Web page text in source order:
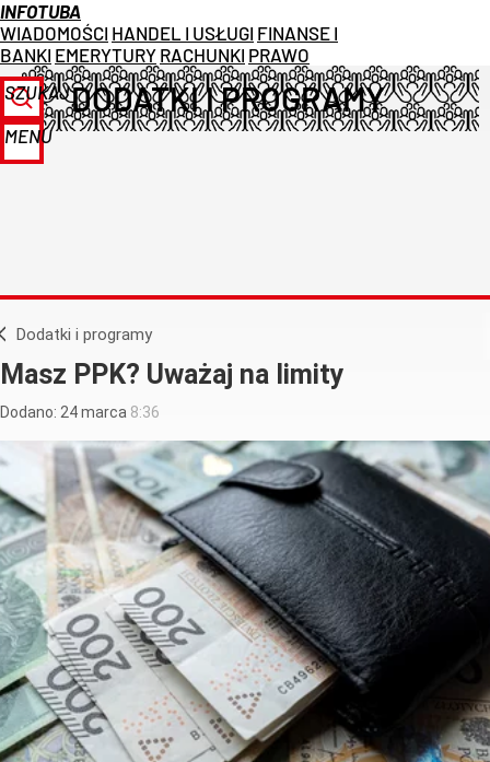
INFOTUBA
WIADOMOŚCI HANDEL I USŁUGI FINANSE I
BANKI EMERYTURY RACHUNKI PRAWO
SZUKAJ
MENU
DODATKI I PROGRAMY
Dodatki i programy
Masz PPK? Uważaj na limity
Dodano: 24marca 8:36